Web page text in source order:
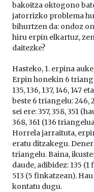
bakoitza oktogono
jatorrizko problema
bihurtzen da: ondoz
hiru erpin elkartuz,
daitezke?
Hasteko, 1. erpina
Erpin honekin 6
135, 136, 137, 146, 147
beste 6 triangelu: 246,
sei ere: 357, 358, 351
368, 361 (136
Horrela jarraituta,
eratu ditzakegu.
triangelu. Baina,
daude, adibidez: 135
513 (5 finkatzean).
kontatu dugu.